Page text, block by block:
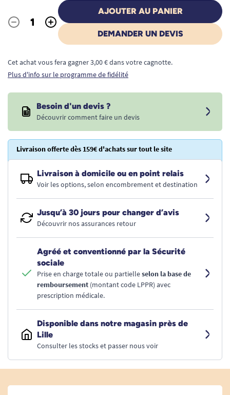
Quantité
- +
AJOUTER AU PANIER
DEMANDER UN DEVIS
Cet achat vous fera gagner 3,00 € dans votre cagnotte.
Plus d'info sur le programme de fidélité
Besoin d'un devis ?
Découvrir comment faire un devis
Livraison offerte dès 159€ d'achats sur tout le site
Livraison à domicile ou en point relais
Voir les options, selon encombrement et destination
Jusqu’à 30 jours pour changer d’avis
Découvrir nos assurances retour
Agréé et conventionné par la Sécurité
sociale
Prise en charge totale ou partielleselon la base de
remboursement (montant code LPPR) avec
prescription médicale.
Disponible dans notre magasin près de
Lille
Consulter les stocks et passer nous voir